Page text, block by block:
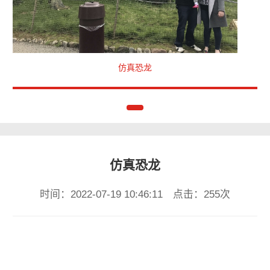
仿真恐龙
仿真恐龙
时间：2022-07-19 10:46:11 点击：255次